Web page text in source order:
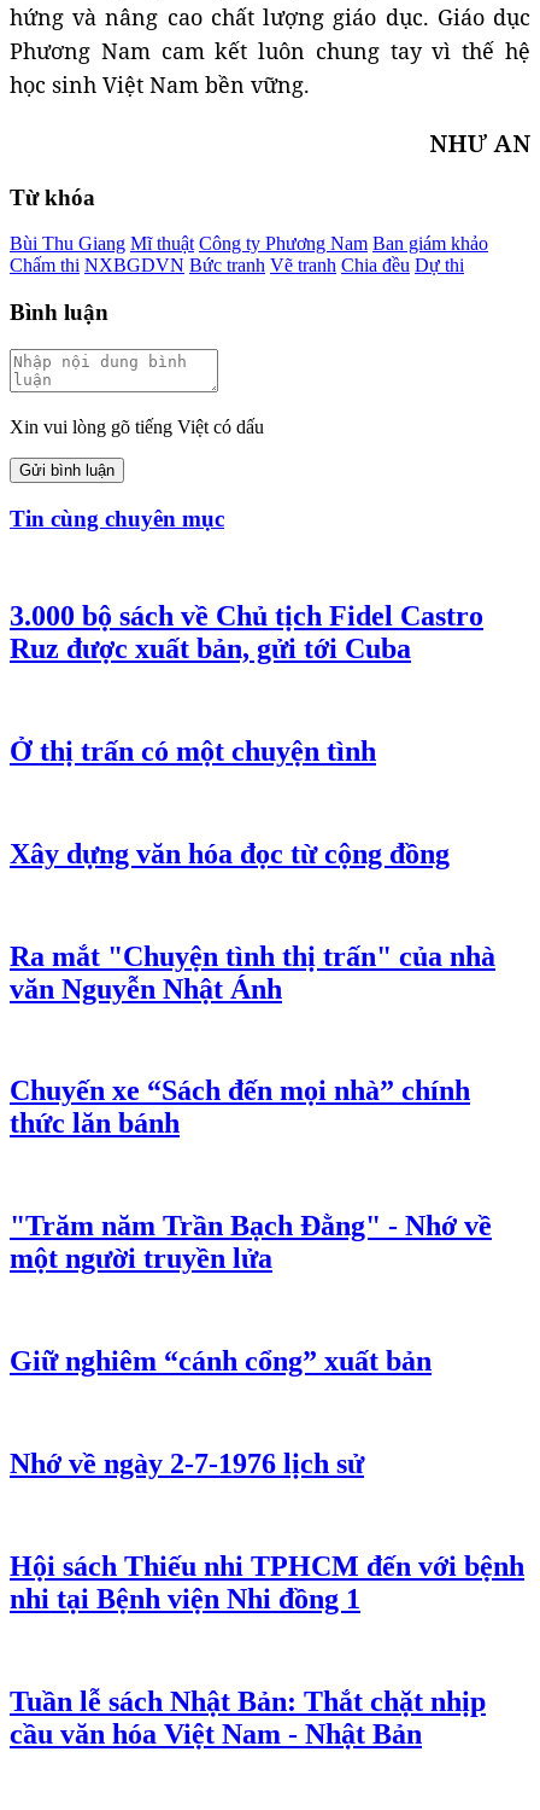
hứng và nâng cao chất lượng giáo dục. Giáo dục
Phương Nam cam kết luôn chung tay vì thế hệ
học sinh Việt Nam bền vững.
NHƯ AN
Từ khóa
Bùi Thu Giang Mĩ thuật Công ty Phương Nam Ban giám khảo
Chấm thi NXBGDVN Bức tranh Vẽ tranh Chia đều Dự thi
Bình luận
Xin vui lòng gõ tiếng Việt có dấu
Gửi bình luận
Tin cùng chuyên mục
3.000 bộ sách về Chủ tịch Fidel Castro
Ruz được xuất bản, gửi tới Cuba
Ở thị trấn có một chuyện tình
Xây dựng văn hóa đọc từ cộng đồng
Ra mắt "Chuyện tình thị trấn" của nhà
văn Nguyễn Nhật Ánh
Chuyến xe “Sách đến mọi nhà” chính
thức lăn bánh
"Trăm năm Trần Bạch Đằng" - Nhớ về
một người truyền lửa
Giữ nghiêm “cánh cổng” xuất bản
Nhớ về ngày 2-7-1976 lịch sử
Hội sách Thiếu nhi TPHCM đến với bệnh
nhi tại Bệnh viện Nhi đồng 1
Tuần lễ sách Nhật Bản: Thắt chặt nhịp
cầu văn hóa Việt Nam - Nhật Bản